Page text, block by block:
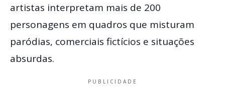
artistas interpretam mais de 200
personagens em quadros que misturam
paródias, comerciais fictícios e situações
absurdas.
PUBLICIDADE